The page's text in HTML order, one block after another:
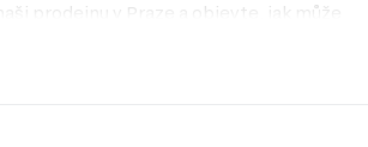
prodejnu v Praze a objevte, jak může
váš domov.